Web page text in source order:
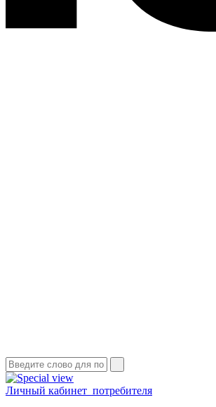
Личный кабинет потребителя